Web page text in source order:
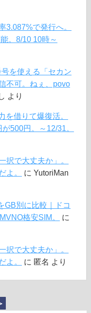
3.087%で発行へ。
。8/10 10時～
を使える「セカン
不可。ねぇ、povo
より
を借りて爆復活。
500円。～12/31。
択で大丈夫か」。
よ。
に YutoriMan
GB別に比較｜ドコ
格安SIM。
に
択で大丈夫か」。
よ。
に 匿名 より